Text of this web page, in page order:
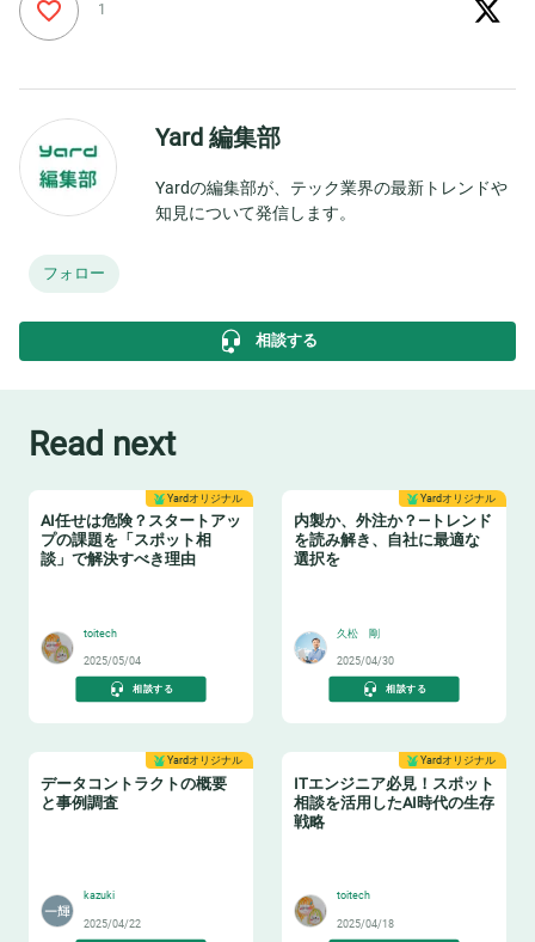
1
Yard 編集部
Yardの編集部が、テック業界の最新トレンドや
知見について発信します。
フォロー
相談する
Read next
Yardオリジナル
AI任せは危険？スタートアッ
プの課題を「スポット相
談」で解決すべき理由
toitech
2025/05/04
相談する
Yardオリジナル
内製か、外注か？—トレンド
を読み解き、自社に最適な
選択を
久松 剛
2025/04/30
相談する
Yardオリジナル
データコントラクトの概要
と事例調査
kazuki
2025/04/22
Yardオリジナル
ITエンジニア必見！スポット
相談を活用したAI時代の生存
戦略
toitech
2025/04/18